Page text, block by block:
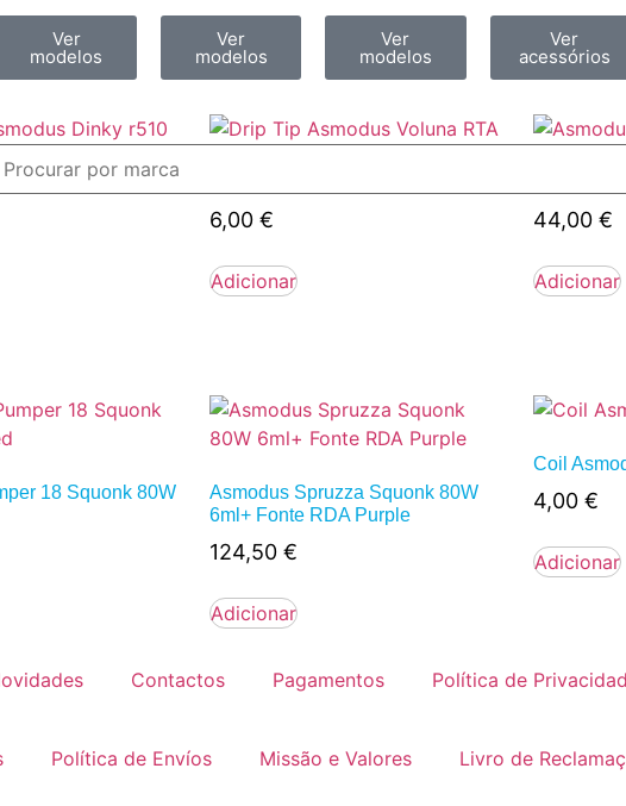
Ver
modelos
Ver
modelos
Ver
modelos
Ver
acessórios
Dinky r510
6,00 €
Adicionar
44,00€
Adicionar
18 Squonk 80W
Asmodus Spruzza Squonk 80W
6ml+ Fonte RDA Purple
124,50 €
Adicionar
Coil
4,00€
Adicionar
Contactos Pagamentos Política de
Política de Envíos Missão e Valores Livro de